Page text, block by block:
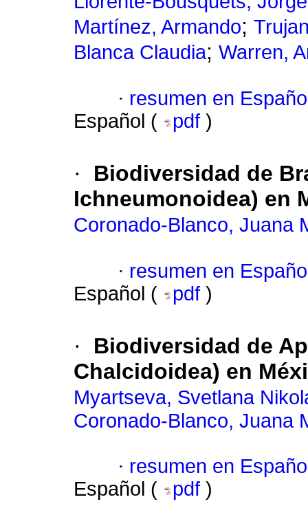
Martínez, Armando;
Blanca Claudia; Warren,
· resumen en
Español (
pdf )
·
Biodiversidad de
Ichneumonoidea) en
Coronado-Blanco, Juana
· resumen en
Español (
pdf )
·
Biodiversidad de
Chalcidoidea) en
Myartseva, Svetlana
Coronado-Blanco, Juana
· resumen en
Español (
pdf )